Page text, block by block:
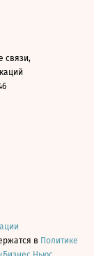
связи,
в Политике